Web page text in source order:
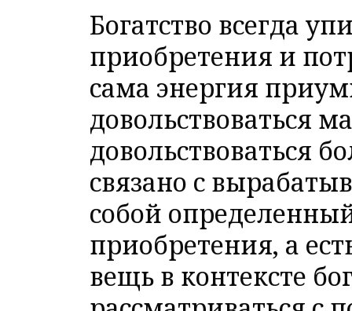
Богатство всегда
приобретения и
сама энергия
довольствоваться
довольствоваться
связано с
собой
приобретения, а
вещь в контексте